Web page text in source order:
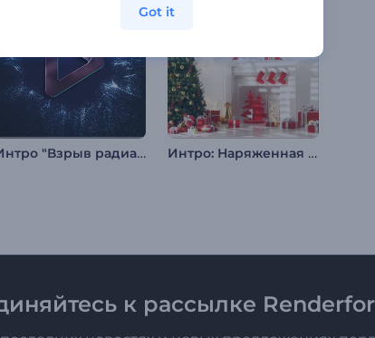
Интро "Взрыв радиантных частиц" Интро: Наряженная елка
к рассылке
Got it